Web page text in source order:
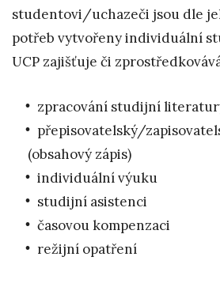
studentovi/uchazeči jsou dle
potřeb vytvořeny individuální
UCP zajišťuje či
zpracování studijní
přepisovatelský/
(obsahový zápis)
individuální výuku
studijní asistenci
časovou kompenzaci
režijní opatření